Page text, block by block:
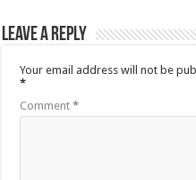
Leave a Reply
Your email address will not be
*
Comment*